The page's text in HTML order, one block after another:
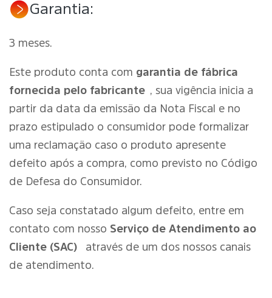
Garantia:
3 meses.
Este produto conta com garantia de fábrica
fornecida pelo fabricante , sua vigência inicia a
partir da data da emissão da Nota Fiscal e no
prazo estipulado o consumidor pode formalizar
uma reclamação caso o produto apresente
defeito após a compra, como previsto no Código
de Defesa do Consumidor.
Caso seja constatado algum defeito, entre em
contato com nosso Serviço de Atendimento ao
Cliente (SAC)
através de um dos nossos canais
de atendimento.